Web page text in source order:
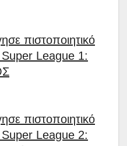
πιστοποιητικό
Super League 1:
πιστοποιητικό
Super League 2: